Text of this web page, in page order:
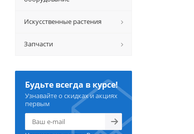
Искусственные растения
Запчасти
Будьте всегда в курсе!
Узнавайте о скидках и акциях
первым